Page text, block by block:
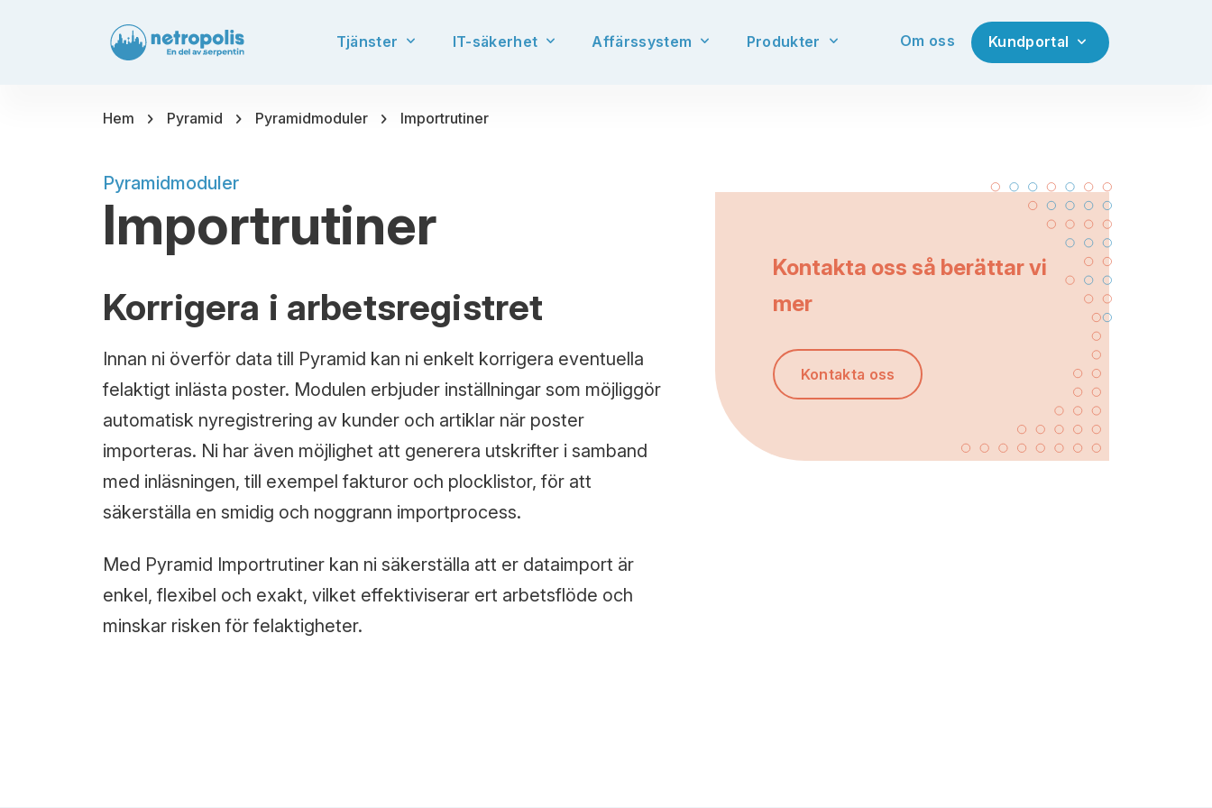
Tjänster IT-säkerhet Affärssystem Produkter Om oss Kundportal
Hem chevron_right Pyramid chevron_right Pyramidmoduler chevron_right Importrutiner
Pyramidmoduler
Importrutiner
Korrigera i arbetsregistret
Innan ni överför data till Pyramid kan ni enkelt korrigera eventuella
felaktigt inlästa poster. Modulen erbjuder inställningar som möjliggör
automatisk nyregistrering av kunder och artiklar när poster
importeras. Ni har även möjlighet att generera utskrifter i samband
med inläsningen, till exempel fakturor och plocklistor, för att
säkerställa en smidig och noggrann importprocess.
Med Pyramid Importrutiner kan ni säkerställa att er dataimport är
enkel, flexibel och exakt, vilket effektiviserar ert arbetsflöde och
minskar risken för felaktigheter.
Kontakta oss så berättar vi
mer
Kontakta oss